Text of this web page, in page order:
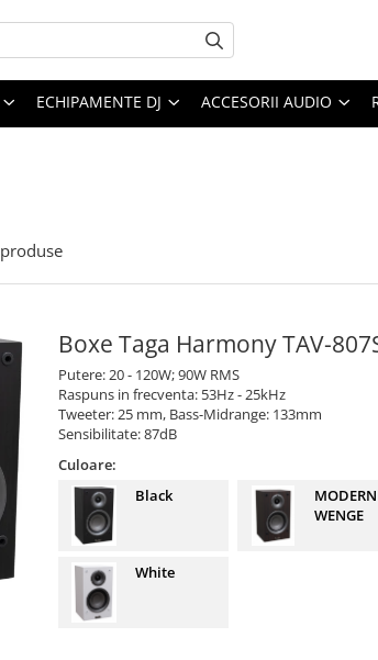
ECHIPAMENTE DJ ACCESORII AUDIO
produse
Boxe Taga Harmony TAV-
Putere: 20 - 120W; 90W RMS
Raspuns in frecventa: 53Hz - 25kHz
Tweeter: 25 mm, Bass-Midrange: 133mm
Sensibilitate: 87dB
Culoare:
Black
MODERN
WENGE
White